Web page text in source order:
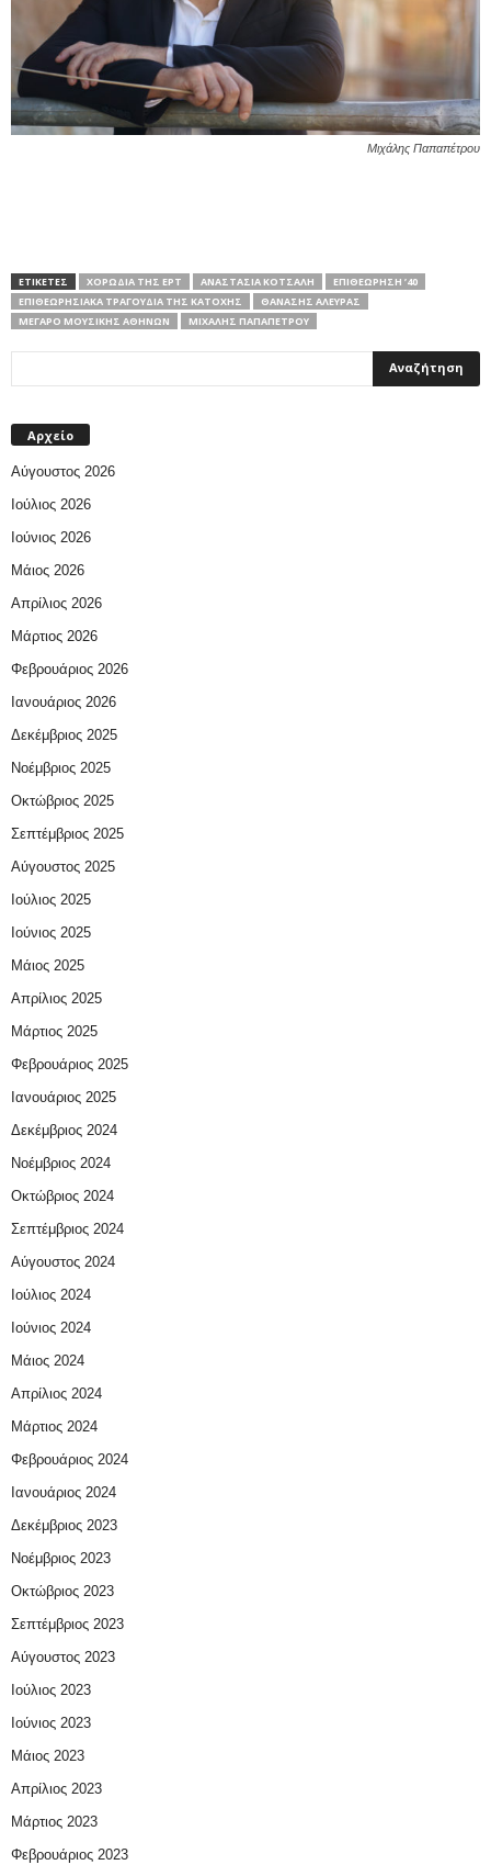
Μιχάλης Παπαπέτρου
ΕΤΙΚΕΤΕΣ XΟΡΩΔΊΑ ΤΗΣ ΕΡΤ ΑΝΑΣΤΑΣΊΑ ΚΌΤΣΑΛΗ
ΕΠΙΘΕΏΡΗΣΗ ’40
ΕΠΙΘΕΩΡΗΣΙΑΚΆ ΤΡΑΓΟΎΔΙΑ ΤΗΣ ΚΑΤΟΧΉΣ
ΘΑΝΆΣΗΣ AΛΕΥΡΆΣ
ΜΈΓΑΡΟ ΜΟΥΣΙΚΉΣ ΑΘΗΝΏΝ
ΜΙΧΆΛΗΣ ΠΑΠΑΠΈΤΡΟΥ
Αρχείο
Αύγουστος 2026
Ιούλιος 2026
Ιούνιος 2026
Μάιος 2026
Απρίλιος 2026
Μάρτιος 2026
Φεβρουάριος 2026
Ιανουάριος 2026
Δεκέμβριος 2025
Νοέμβριος 2025
Οκτώβριος 2025
Σεπτέμβριος 2025
Αύγουστος 2025
Ιούλιος 2025
Ιούνιος 2025
Μάιος 2025
Απρίλιος 2025
Μάρτιος 2025
Φεβρουάριος 2025
Ιανουάριος 2025
Δεκέμβριος 2024
Νοέμβριος 2024
Οκτώβριος 2024
Σεπτέμβριος 2024
Αύγουστος 2024
Ιούλιος 2024
Ιούνιος 2024
Μάιος 2024
Απρίλιος 2024
Μάρτιος 2024
Φεβρουάριος 2024
Ιανουάριος 2024
Δεκέμβριος 2023
Νοέμβριος 2023
Οκτώβριος 2023
Σεπτέμβριος 2023
Αύγουστος 2023
Ιούλιος 2023
Ιούνιος 2023
Μάιος 2023
Απρίλιος 2023
Μάρτιος 2023
Φεβρουάριος 2023